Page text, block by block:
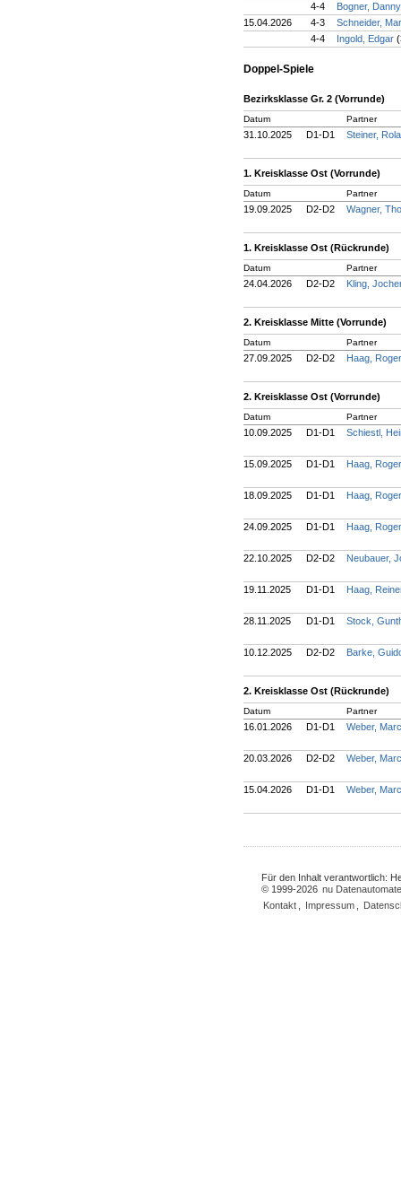
4-4
Bogner,
15.04.2026
4-3
Schneider,
4-4
Ingold, Edgar
Doppel-Spiele
Bezirksklasse Gr. 2 (Vorrunde)
Datum Partner
31.10.2025 D1-D1 Steiner,
1. Kreisklasse Ost (Vorrunde)
Datum Partner
19.09.2025 D2-D2 Wagner,
1. Kreisklasse Ost (Rückrunde)
Datum Partner
24.04.2026 D2-D2 Kling,
2. Kreisklasse Mitte (Vorrunde)
Datum Partner
27.09.2025 D2-D2 Haag,
2. Kreisklasse Ost (Vorrunde)
Datum Partner
10.09.2025 D1-D1 Schiestl,
15.09.2025 D1-D1 Haag,
18.09.2025 D1-D1 Haag,
24.09.2025 D1-D1 Haag,
22.10.2025 D2-D2 Neubauer,
19.11.2025 D1-D1 Haag,
28.11.2025 D1-D1 Stock,
10.12.2025 D2-D2 Barke,
2. Kreisklasse Ost (Rückrunde)
Datum Partner
16.01.2026 D1-D1 Weber,
20.03.2026 D2-D2 Weber,
15.04.2026 D1-D1 Weber,
Für den Inhalt verantwortlich:
© 1999-2026 nu
Kontakt
Impressum